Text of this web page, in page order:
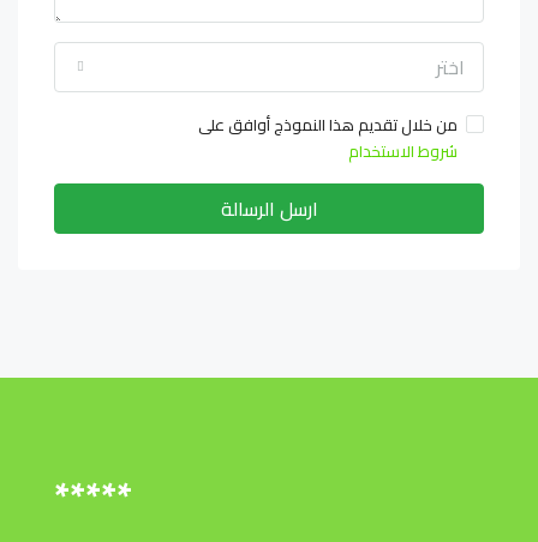
اختر
من خلال تقديم هذا النموذج أوافق على
شروط الاستخدام
ارسل الرسالة
*****